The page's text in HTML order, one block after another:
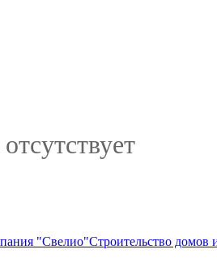
"Свелио"Строительство домов